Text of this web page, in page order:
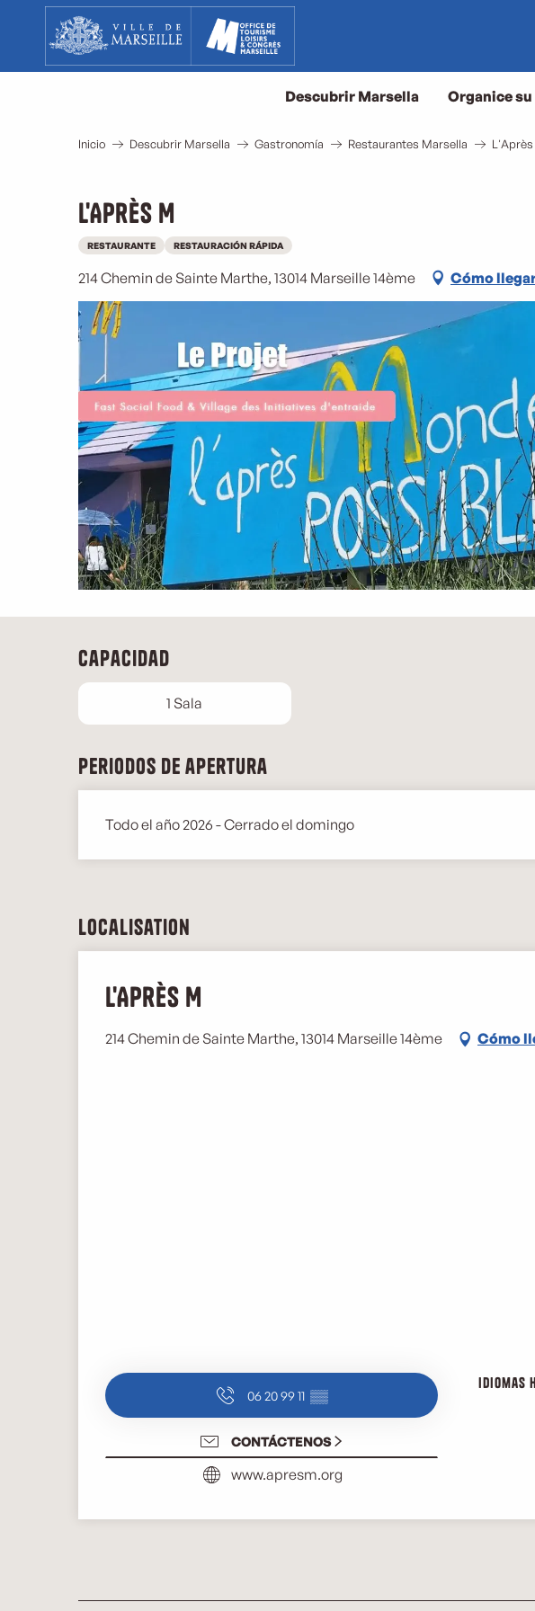
contenu
principal
Descubrir Marsella Organice
Inicio Descubrir Marsella Gastronomía Restaurantes Marsella L'Après
L'Après M
RESTAURANTE RESTAURACIÓN RÁPIDA
214 Chemin de Sainte Marthe, 13014 Marseille 14ème Cómo
Capacidad
1 Sala
Periodos de apertura
Todo el año 2026 - Cerrado el domingo
Localisation
L'Après M
214 Chemin de Sainte Marthe, 13014 Marseille 14ème Cómo
06 20 99 11 ▒▒
CONTÁCTENOS
www.apresm.org
Idiomas
Idiomas